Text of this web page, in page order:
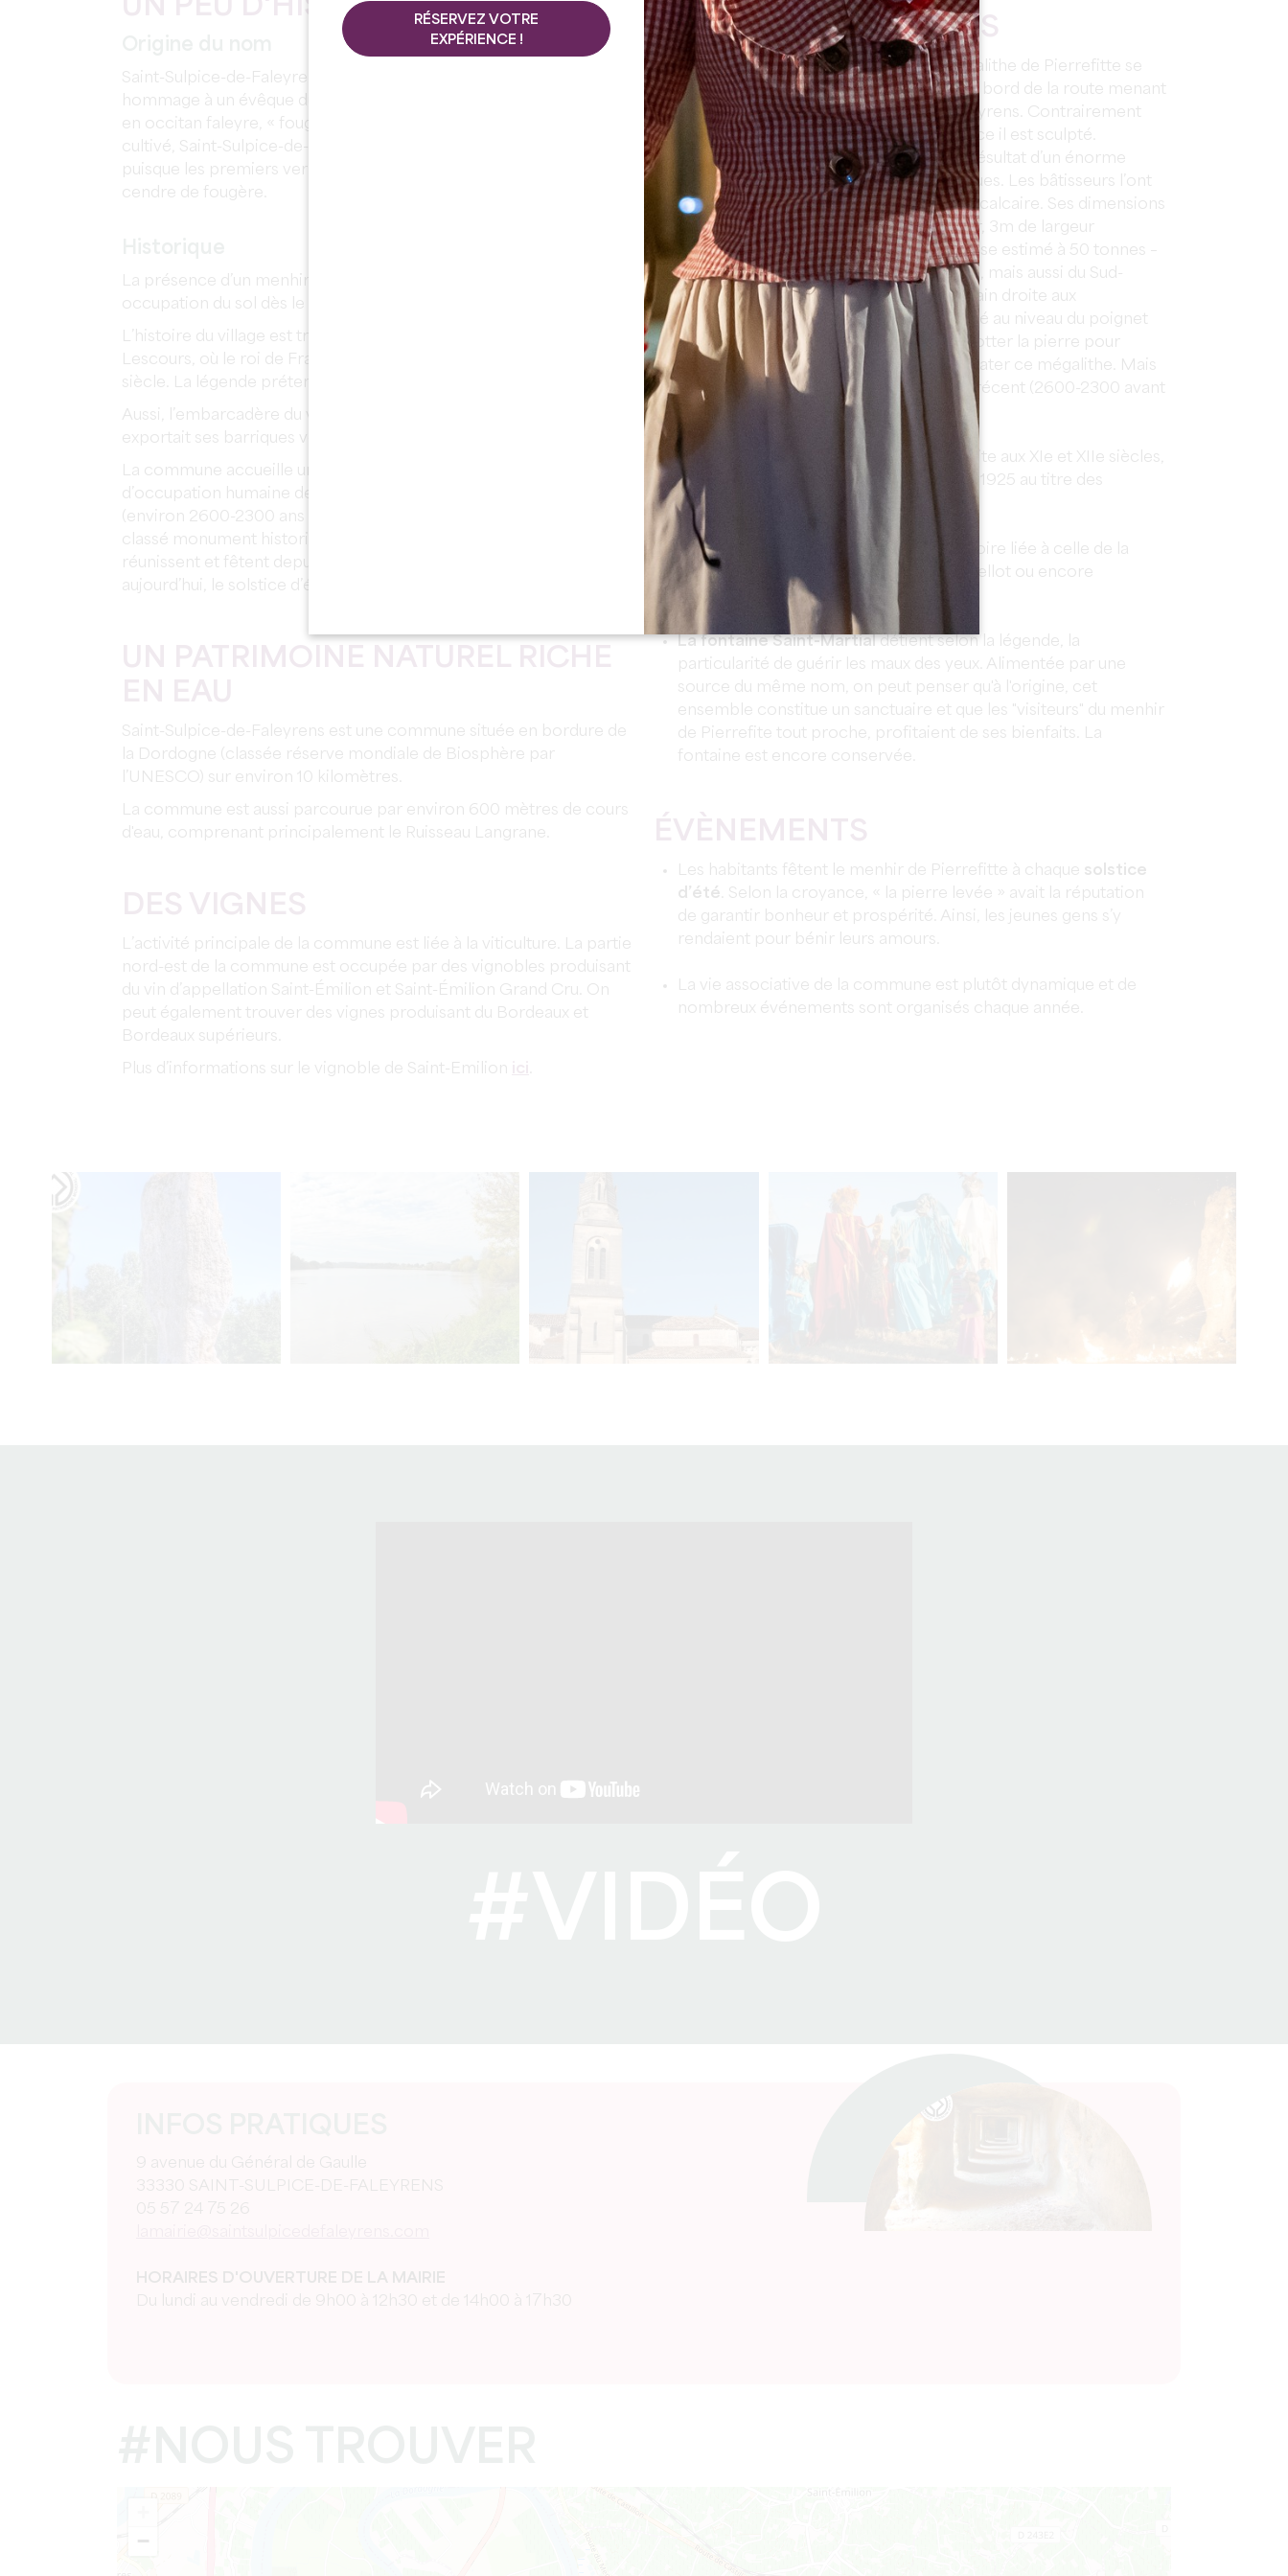
UN PEU D'HISTOIRE
Saint-Sulpice-de-Faleyrens tire son nom du Saint éponyme et en
hommage à un évêque du VIIe siècle. Il tient également de faleiro,
en occitan faleyre, « fougère ». En effet, autrefois boisé et peu
cultivé, Saint-Sulpice-de-Faleyrens utilisait très tôt la fougère
puisque les premiers verres à boire sont fabriqués à partir de
cendre de fougère.
La présence d’un menhir au port de Pierrefitte atteste une
occupation du sol dès le Néolithique, il y a 4 000 ans.
L’histoire du village est très étroitement liée à celle du château de
Lescours, où le roi de France, Henri de Navarre, se réfugie au XVIe
siècle. La légende prétend que Louis XIV y trouva aussi asile.
Aussi, l’embarcadère du village est devenu le port d’où Saint-Emilion
exportait ses barriques vers Rome ou Londres, via Bordeaux.
La commune accueille un des plus anciens témoignages
d’occupation humaine de la Juridiction : le menhir de Peyrefitte
(environ 2600-2300 ans avant notre ère), le plus grand d’Aquitaine,
classé monument historique en 1889, autour duquel les habitants se
réunissent et fêtent depuis des millénaires, et même encore
aujourd’hui, le solstice d’été.
Saint-Sulpice-de-Faleyrens est une commune située en bordure de
la Dordogne (classée réserve mondiale de Biosphère par
l’UNESCO) sur environ 10 kilomètres.
La commune est aussi parcourue par environ 600 mètres de cours
d'eau, comprenant principalement le Ruisseau Langrane.
L’activité principale de la commune est liée à la viticulture. La partie
nord-est de la commune est occupée par des vignobles produisant
du vin d’appellation Saint-Émilion et Saint-Émilion Grand Cru. On
peut également trouver des vignes produisant du Bordeaux et
Bordeaux supérieurs.
Plus d’informations sur le vignoble de Saint-Emilion
SITES REMARQUABLES
Le menhir de Pierrefitte, célèbre mégalithe de Pierrefitte se
dresse dans la vallée de la Dordogne, au bord de la route menant
à Libourne depuis Saint-Sulpice-de-Faleyrens. Contrairement
aux autres mégalithes recensés en France il est sculpté.
Constitué d’un bloc monolithe, il est le résultat d’un énorme
travail collectif des populations neolitiques. Les bâtisseurs l’ont
probablement descendu d’une carrière calcaire. Ses dimensions
imposantes - il mesure 5m20 de hauteur, 3m de largeur
maximale, 1,5m d’épaisseur et a une masse estimé à 50 tonnes –
en font le plus grand menhir de Gironde, mais aussi du Sud-
Ouest de la France. Il représente une main droite aux
proportions parfaites. Le calcaire est usé au niveau du poignet
car de nombreux pèlerins sont venus frotter la pierre pour
obtenir sa protection. Il est difficile de dater ce mégalithe. Mais
il est probable qu’il date du Néolithique récent (2600-2300 avant
L’église romane Saint-Sulpice
construite aux XIe et XIIe siècles,
en pierre et dont l’abside est inscrite en 1925 au titre des
Monuments Historiques.
Des châteaux prestigieux
ont leur histoire liée à celle de la
commune : Châteaux Lescours, Le Castellot ou encore
Monbousquet.
La fontaine Saint-Martialdétient selon la légende, la
particularité de guérir les maux des yeux. Alimentée par une
source du même nom, on peut penser qu'à l'origine, cet
ensemble constitue un sanctuaire et que les "visiteurs" du menhir
de Pierrefite tout proche, profitaient de ses bienfaits. La
fontaine est encore conservée.
Les habitants fêtent le menhir de Pierrefitte à chaque solstice
d’été . Selon la croyance, « la pierre levée » avait la réputation
de garantir bonheur et prospérité. Ainsi, les jeunes gens s’y
rendaient pour bénir leurs amours.
La vie associative de la commune est plutôt dynamique et de
nombreux événements sont organisés chaque année.
9 avenue du Général de Gaulle
33330 SAINT-SULPICE-DE-FALEYRENS
05 57 24 75 26
HORAIRES D'OUVERTURE DE LA MAIRIE
Du lundi au vendredi de 9h00 à 12h30 et de 14h00 à 17h30
−
RÉSERVEZ VOTRE
EXPÉRIENCE !